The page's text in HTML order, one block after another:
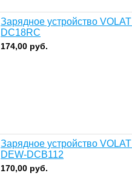
Зарядное устройство
DC18RC
174,00 руб.
Зарядное устройство
DEW-DCB112
170,00 руб.